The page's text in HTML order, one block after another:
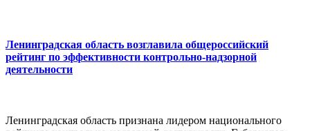
Ленинградская область возглавила общероссийский
рейтинг по эффективности контрольно-надзорной
деятельности
Ленинградская область признана лидером национального